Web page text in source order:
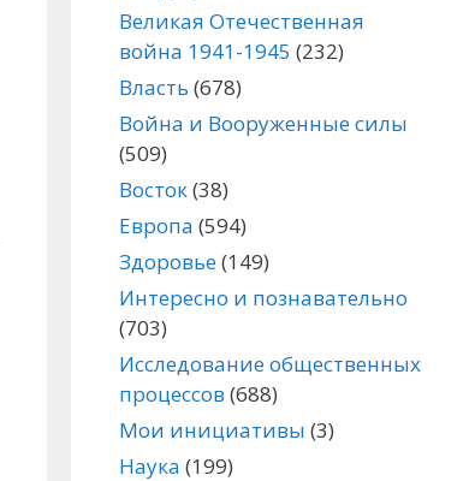
Великая Отечественная
война 1941-1945 (232)
Власть (678)
Война и Вооруженные силы
(509)
Восток(38)
Европа (594)
Здоровье(149)
Интересно и познавательно
(703)
Исследование общественных
процессов (688)
Мои инициативы (3)
Наука (199)